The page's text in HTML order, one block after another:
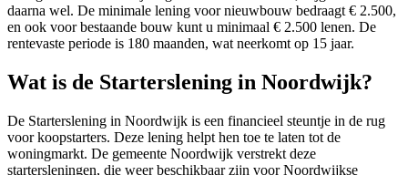
daarna wel. De minimale lening voor nieuwbouw bedraagt € 2.500,
en ook voor bestaande bouw kunt u minimaal € 2.500 lenen. De
rentevaste periode is 180 maanden, wat neerkomt op 15 jaar.
Wat is de Starterslening in Noordwijk?
De Starterslening in Noordwijk is een financieel steuntje in de rug
voor koopstarters. Deze lening helpt hen toe te laten tot de
woningmarkt. De gemeente Noordwijk verstrekt deze
startersleningen, die weer beschikbaar zijn voor Noordwijkse